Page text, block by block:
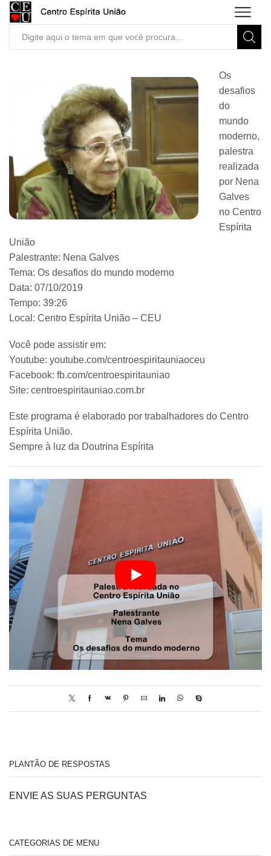
Search
Os
desafios
do
mundo
moderno,
palestra
realizada
por Nena
Galves
no Centro
Espírita
União
Palestrante: Nena Galves
Tema: Os desafios do mundo moderno
Data: 07/10/2019
Tempo: 39:26
Local: Centro Espírita União – CEU
Você pode assistir em:
Youtube: youtube.com/centroespiritauniaoceu
Facebook: fb.com/centroespiritauniao
Site: centroespiritauniao.com.br
Este programa é elaborado por trabalhadores do Centro
Espírita União.
Sempre à luz da Doutrina Espírita
PLANTÃO DE RESPOSTAS
ENVIE AS SUAS PERGUNTAS
CATEGORIAS DE MENU